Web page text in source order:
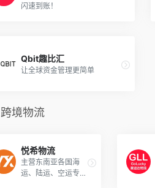
闪速到账！
Qbit趣比汇
让全球资金管理更简单
跨境物流
悦希物流
主营东南亚各国海
运、陆运、空运专线